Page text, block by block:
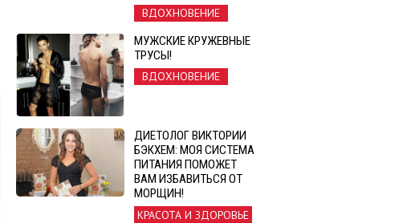
ВДОХНОВЕНИЕ
МУЖСКИЕ КРУЖЕВНЫЕ
ТРУСЫ!
ВДОХНОВЕНИЕ
ДИЕТОЛОГ ВИКТОРИИ
БЭКХЕМ: МОЯ СИСТЕМА
ПИТАНИЯ ПОМОЖЕТ
ВАМ ИЗБАВИТЬСЯ ОТ
МОРЩИН!
КРАСОТА И ЗДОРОВЬЕ